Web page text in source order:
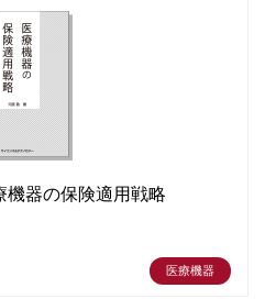
機器の保険適用戦略
医療機器